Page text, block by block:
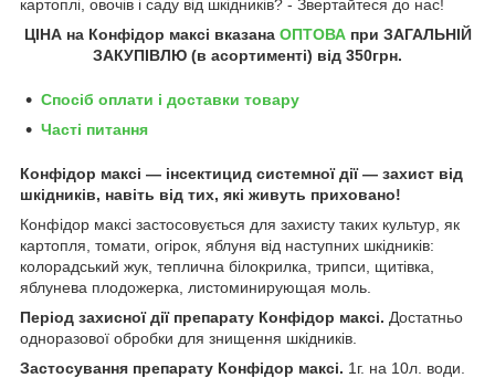
картоплі, овочів і саду від шкідників? - Звертайтеся до нас!
ЦІНА на Конфідор максі вказана ОПТОВАпри ЗАГАЛЬНІЙ
ЗАКУПІВЛЮ (в асортименті) від 350грн.
Спосіб оплати і доставки товару
Часті питання
Конфідор максі — інсектицид системної дії — захист від
шкідників, навіть від тих, які живуть приховано!
Конфідор максі застосовується для захисту таких культур, як
картопля, томати, огірок, яблуня від наступних шкідників:
колорадський жук, теплична білокрилка, трипси, щитівка,
яблунева плодожерка, листоминирующая моль.
Період захисної дії препарату Конфідор максі. Достатньо
одноразової обробки для знищення шкідників.
Застосування препарату Конфідор максі. 1г. на 10л. води.